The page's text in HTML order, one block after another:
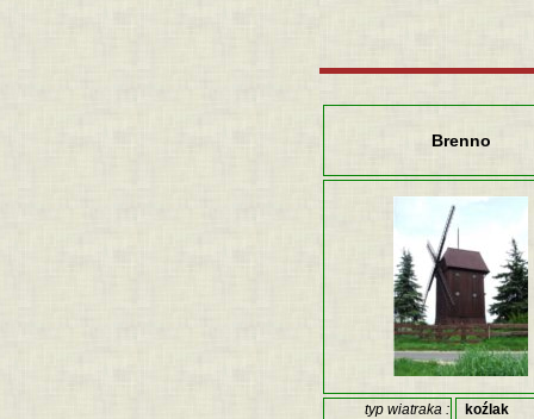
Brenno
typ wiatraka :
koźlak